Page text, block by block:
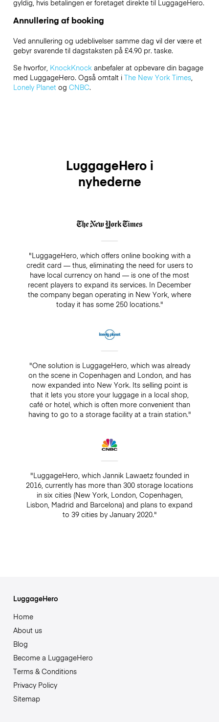
gyldig, hvis betalingen er foretaget direkte til LuggageHero.
Annullering af booking
Ved annullering og udeblivelser samme dag vil der være et
gebyr svarende til dagstaksten på £4.90 pr. taske.
Se hvorfor, KnockKnockanbefaler at opbevare din bagage
med LuggageHero. Også omtalt i The New York Times,
Lonely Planetog CNBC.
LuggageHero i
nyhederne
"LuggageHero, which offers online booking with a
credit card — thus, eliminating the need for users to
have local currency on hand — is one of the most
recent players to expand its services. In December
the company began operating in New York, where
today it has some 250 locations."
"One solution is LuggageHero, which was already
on the scene in Copenhagen and London, and has
now expanded into New York. Its selling point is
that it lets you store your luggage in a local shop,
café or hotel, which is often more convenient than
having to go to a storage facility at a train station."
"LuggageHero, which Jannik Lawaetz founded in
2016, currently has more than 300 storage locations
in six cities (New York, London, Copenhagen,
Lisbon, Madrid and Barcelona) and plans to expand
to 39 cities by January 2020."
LuggageHero
Home
About us
Blog
Become a LuggageHero
Terms & Conditions
Privacy Policy
Sitemap